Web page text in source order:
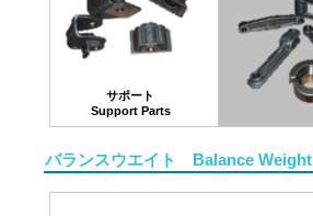
サポート
Support Parts
バランスウエイト Balance Weight